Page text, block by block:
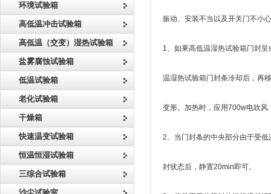
环境试验箱
高低温冲击试验箱
高低温（交变）湿热试验箱
盐雾腐蚀试验箱
低温试验箱
老化试验箱
干燥箱
快速温变试验箱
恒温恒湿试验箱
三综合试验箱
振动、安装不当以及开关门不小
1、如果高低温湿热试验箱门封
温湿热试验箱门封条冷却后，再
变形。加热时，应用700w电吹
2、当门封条的中央部分由于受
封状态后，静置20min即可。